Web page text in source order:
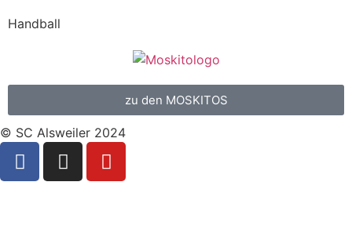
Handball
zu den MOSKITOS
© SC Alsweiler 2024